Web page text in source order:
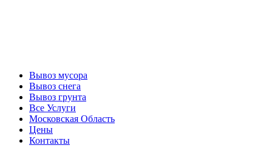
Вывоз мусора
Вывоз снега
Вывоз грунта
Все Услуги
Московская Область
Цены
Контакты